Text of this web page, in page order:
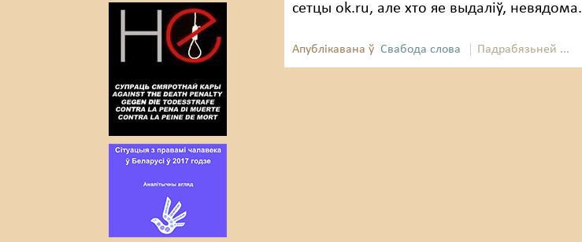
сетцы ok.ru, але хто яе выдаліў, невядома.
Апублікавана ў Свабода слова Падрабязьней ...